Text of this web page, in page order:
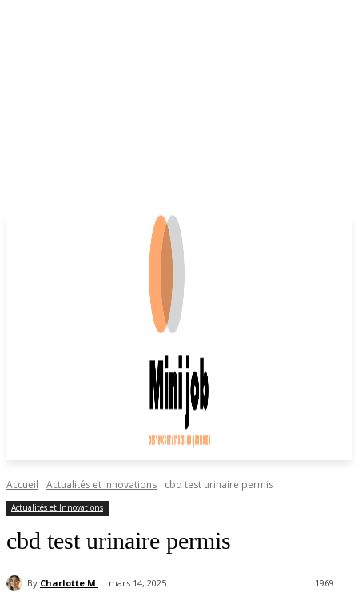
Accueil Actualités et Innovations cbd test urinaire permis
Actualités et Innovations
cbd test urinaire permis
By Charlotte.M. mars 14, 2025 1969